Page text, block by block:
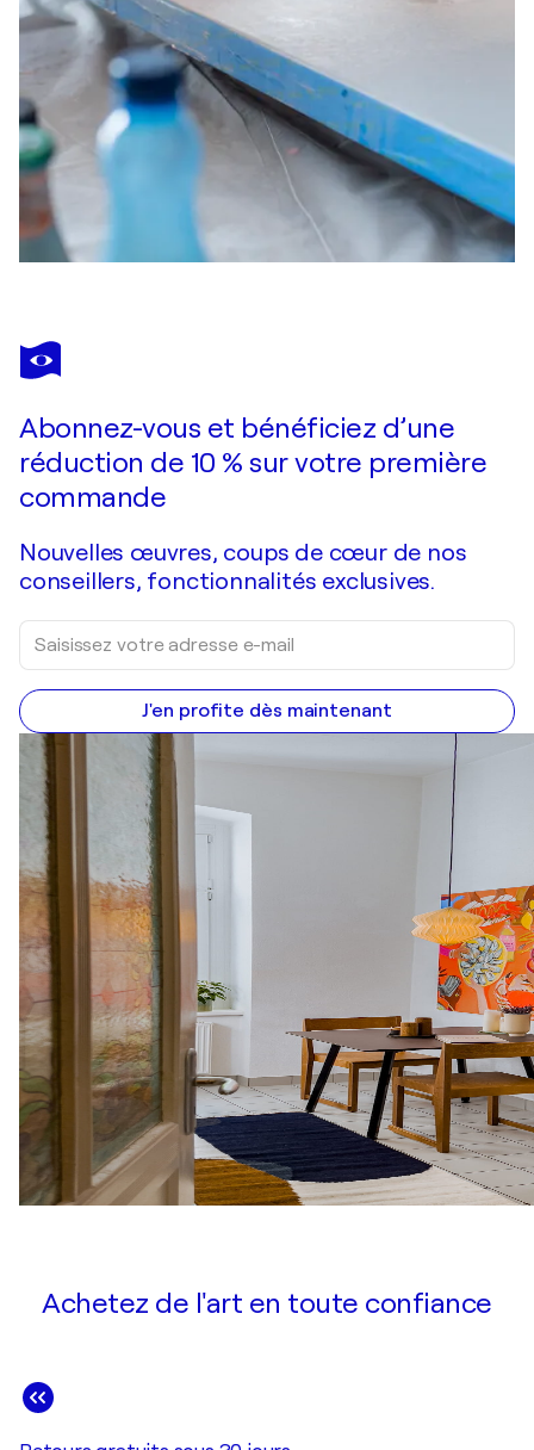
Abonnez-vous et bénéficiez d’une
réduction de 10 % sur votre première
commande
Nouvelles œuvres, coups de cœur de nos
conseillers, fonctionnalités exclusives.
J'en profite dès maintenant
Achetez de l'art en toute confiance